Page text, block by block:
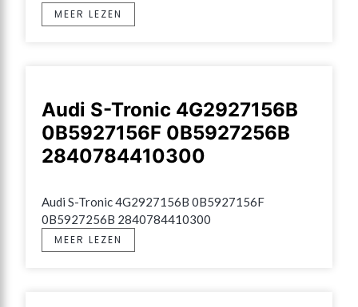
MEER LEZEN
Audi S-Tronic 4G2927156B
0B5927156F 0B5927256B
2840784410300
Audi S-Tronic 4G2927156B 0B5927156F
0B5927256B 2840784410300
MEER LEZEN